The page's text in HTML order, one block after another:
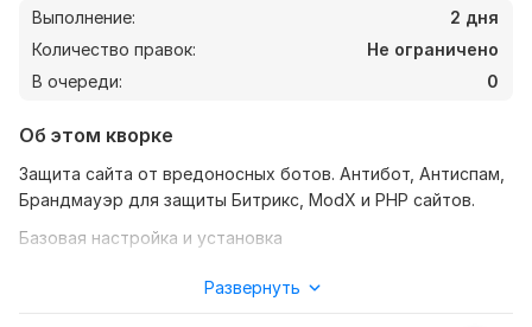
Выполнение:
2 дня
Количество правок:
Не ограничено
В очереди:
0
Об этом кворке
Защита сайта от вредоносных ботов. Антибот, Антиспам,
Брандмауэр для защиты Битрикс, ModX и PHP сайтов.
Базовая настройка и установка
Развернуть